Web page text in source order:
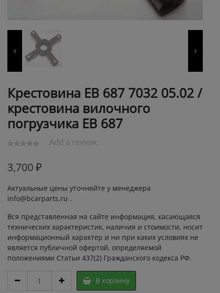
Крестовина ЕВ 687 7032 05.02 /
крестовина вилочного
погрузчика ЕВ 687
Add a review.
3,700 ₽
Актуальные цены уточняйте у менеджера
info@bcarparts.ru .
Вся представленная на сайте информация, касающаяся
технических характеристик, наличия и стоимости, носит
информационный характер и ни при каких условиях не
является публичной офертой, определяемой
положениями Статьи 437(2) Гражданского кодекса РФ.
Крестовина
В корзину